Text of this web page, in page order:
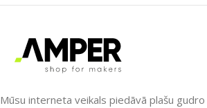
PIEEJAMS UZREIZ
Nē
Mūsu interneta veikals piedāvā plašu